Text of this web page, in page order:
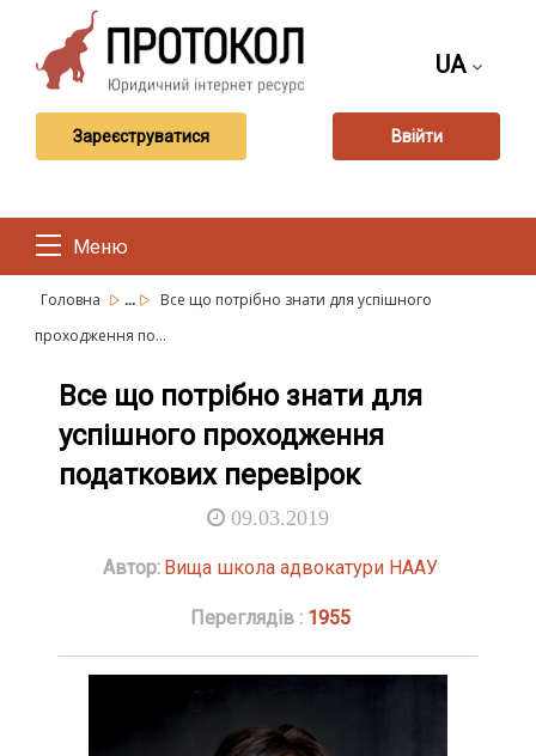
UA
Зареєструватися Ввійти
Меню
Головна ...
Все що потрібно знати для успішного
проходження по...
Все що потрібно знати для
успішного проходження
податкових перевірок
09.03.2019
Автор: Вища школа адвокатури НААУ
Переглядів : 1955